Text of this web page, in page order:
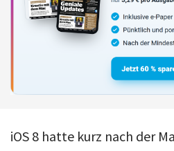
iOS 8 hatte kurz nach der